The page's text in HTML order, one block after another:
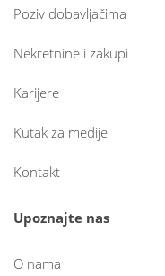
Poziv dobavljačima
Nekretnine i zakupi
Karijere
Kutak za medije
Kontakt
Upoznajte nas
O nama